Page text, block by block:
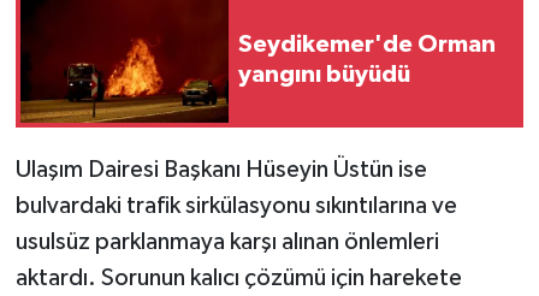
Seydikemer'de Orman
yangını büyüdü
Ulaşım Dairesi Başkanı Hüseyin Üstün ise
bulvardaki trafik sirkülasyonu sıkıntılarına ve
usulsüz parklanmaya karşı alınan önlemleri
aktardı. Sorunun kalıcı çözümü için harekete